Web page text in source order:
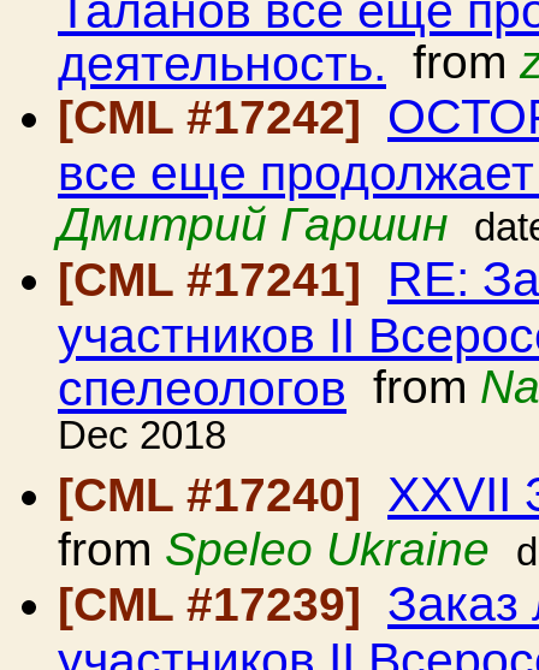
деятельность. from
[CML #17242]
все еще
Дмитрий Гаршин
[CML #17241] RE:
участников II
спелеологов from
Dec 2018
[CML #17240]
XХVII
from Speleo Ukraine
[CML #17239] Заказ
участников II